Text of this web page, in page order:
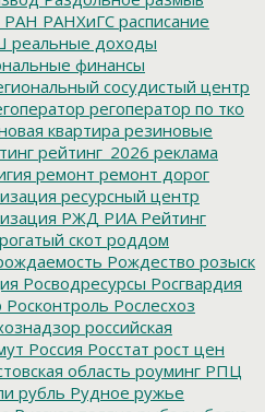
РАН РАНХиГС расписание
реальные доходы
финансы
сосудистый центр
регоператор по тко
квартира резиновые
рейтинг_2026 реклама
ремонт ремонт дорог
ресурсный центр
РЖД РИА Рейтинг
рогатый скот роддом
Рождество розыск
Росводресурсы Росгвардия
Росконтроль Рослесхоз
российская
Россия Росстат рост цен
область роуминг РПЦ
рубль Рудное ружье